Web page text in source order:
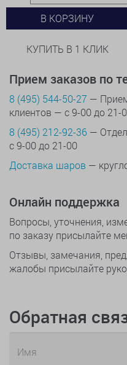
В КОРЗИНУ
КУПИТЬ В 1 КЛИК
Прием заказов по
8 (495) 544-50-27 —
клиентов — с 9-00 до 21-
8 (495) 212-92-36 —
с 9-00 до 21-00
Доставка шаров —
Онлайн поддержка
Вопросы, уточнения,
по заказу присылайте
Отзывы, замечания,
жалобы присылайте
Обратная